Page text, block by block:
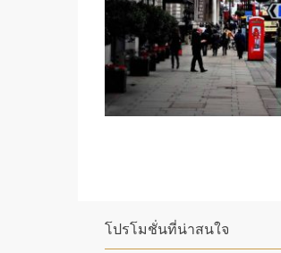
โปรโมชั่นที่น่าสนใจ